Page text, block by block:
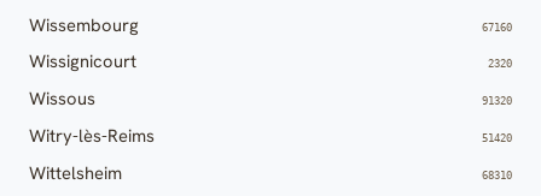
Wissembourg 67160
Wissignicourt 2320
Wissous 91320
Witry-lès-Reims 51420
Wittelsheim 68310